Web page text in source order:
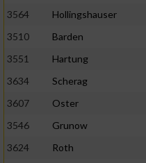
3564
Hollingshauser
3510
Barden
3551
Hartung
3634
Scherag
3607
Oster
3546
Grunow
3624
Roth